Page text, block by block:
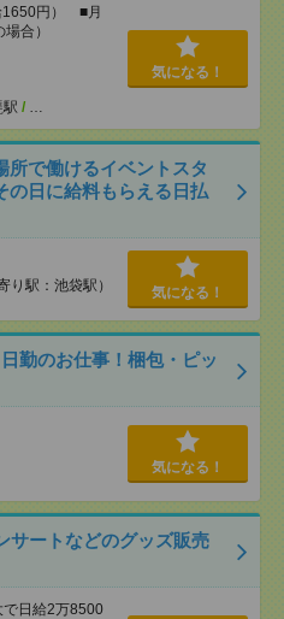
1650円） ■月
合）
駅 / …
気になる！
所で働けるイベントスタ
日に給料もらえる日払
り駅：池袋駅） 気になる！
勤のお仕事！梱包・ピッ
気になる！
サートなどのグッズ販売
日給2万8500